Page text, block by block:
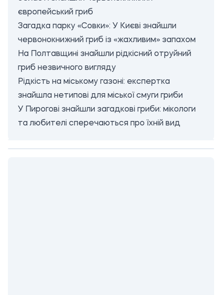
європейський гриб
Загадка парку «Совки»: У Києві знайшли
червонокнижний гриб із «жахливим» запахом
На Полтавщині знайшли рідкісний отруйний
гриб незвичного вигляду
Рідкість на міському газоні: експертка
знайшла нетипові для міської смуги гриби
У Пирогові знайшли загадкові гриби: мікологи
та любителі сперечаються про їхній вид